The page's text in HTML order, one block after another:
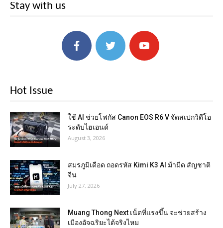
Stay with us
Hot Issue
ใช้ AI ช่วยโฟกัส Canon EOS R6 V จัดสเปกวิดีโอ
ระดับไฮเอนด์
August 3, 2026
สมรภูมิเดือด ถอดรหัส Kimi K3 AI ม้ามืด สัญชาติ
จีน
July 27, 2026
Muang Thong Next เน็ตที่แรงขึ้น จะช่วยสร้าง
เมืองอัจฉริยะได้จริงไหม